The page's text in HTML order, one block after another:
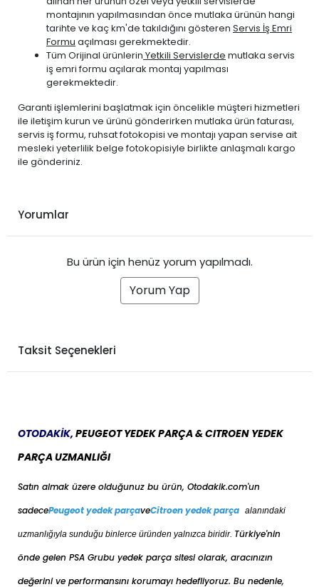
montajının yapılmasından önce mutlaka ürünün hangi
tarihte ve kaç km'de takıldığını gösteren Servis İş Emri
Formu açılması gerekmektedir.
Tüm Orijinal ürünlerin Yetkili Servislerde mutlaka servis
iş emri formu açılarak montaj yapılması
gerekmektedir.
Garanti işlemlerini başlatmak için öncelikle müşteri hizmetleri
ile iletişim kurun ve ürünü gönderirken mutlaka ürün faturası,
servis iş formu, ruhsat fotokopisi ve montajı yapan servise ait
mesleki yeterlilik belge fotokopisiyle birlikte anlaşmalı kargo
ile gönderiniz.
Yorumlar
Bu ürün için henüz yorum yapılmadı.
Yorum Yap
Taksit Seçenekleri
OTODAKİK, PEUGEOT YEDEK PARÇA & CITROEN YEDEK
PARÇA UZMANLIĞI
Satın almak üzere olduğunuz bu ürün, Otodakik.com'un
sadecePeugeot yedek parçaveCitroen yedek parça alanındaki
uzmanlığıyla sunduğu binlerce üründen yalnızca biridir. Türkiye'nin
önde gelen PSA Grubu yedek parça sitesi olarak, aracınızın
değerini ve performansını korumayı hedefliyoruz. Bu nedenle,